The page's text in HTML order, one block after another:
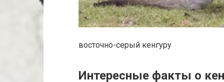
восточно-серый кенгуру
Интересные факты о